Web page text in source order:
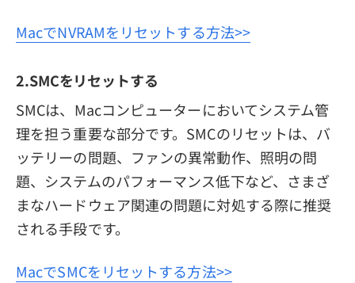
MacでNVRAMをリセットする方法>>
2.SMCをリセットする
SMCは、Macコンピューターにおいてシステム管
理を担う重要な部分です。SMCのリセットは、バ
ッテリーの問題、ファンの異常動作、照明の問
題、システムのパフォーマンス低下など、さまざ
まなハードウェア関連の問題に対処する際に推奨
される手段です。
MacでSMCをリセットする方法>>